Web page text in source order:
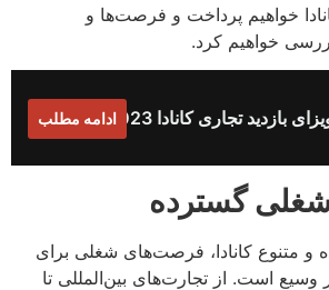
خواهیم پرداخت و فرصت‌ها و
خواهیم کرد.
بازدید تجاری کانادا 2023 ادامه مطلب
گسترده
و متنوع کانادا، فرصت‌های شغلی برای
وسیع است. از تجارت‌های بین‌المللی تا